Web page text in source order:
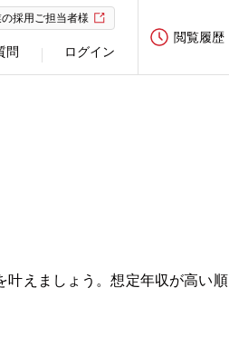
採用ご担当者様
問 ログイン
閲覧履歴
叶えましょう。想定年収が高い順